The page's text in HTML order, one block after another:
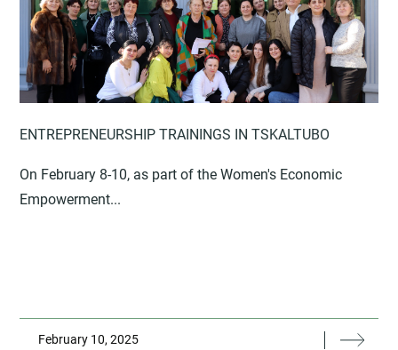
ENTREPRENEURSHIP TRAININGS IN TSKALTUBO
On February 8-10, as part of the Women's Economic
Empowerment...
February 10, 2025